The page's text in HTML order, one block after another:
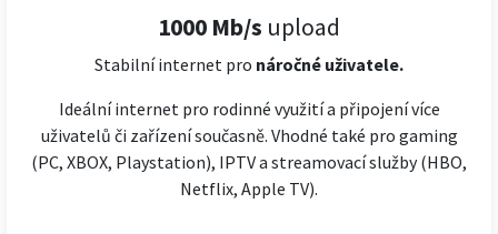
1000 Mb/s upload
Stabilní internet pro náročné uživatele.
Ideální internet pro rodinné využití a připojení více
uživatelů či zařízení současně. Vhodné také pro gaming
(PC, XBOX, Playstation), IPTV a streamovací služby (HBO,
Netflix, Apple TV).